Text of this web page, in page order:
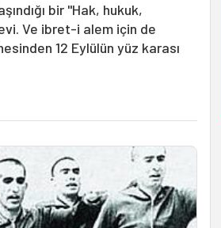
bir "Hak, hukuk,
Ve ibret-i alem için de
12 Eylülün yüz karası